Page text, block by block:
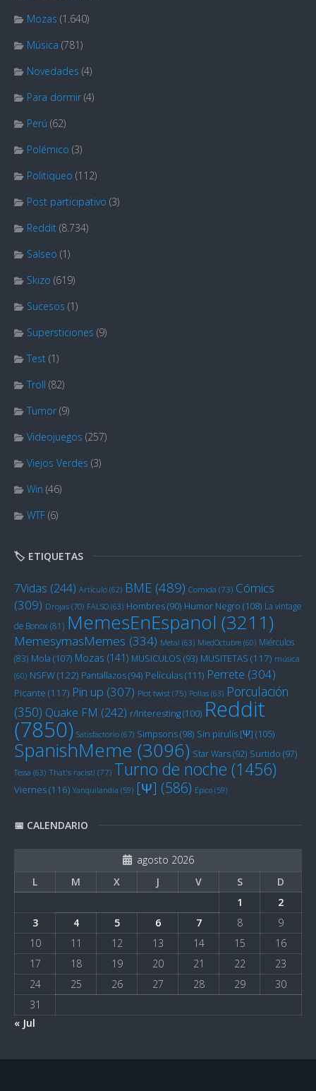
Mozas (1.640)
Música (781)
Novedades (4)
Para dormir (4)
Perú (62)
Polémico (3)
Politiqueo (112)
Post participativo (3)
Reddit (8.734)
Salseo (1)
Skizo (619)
Sucesos (1)
Supersticiones (9)
Test (1)
Troll (82)
Tumor (9)
Videojuegos (257)
Viejos Verdes (3)
Win (46)
WTF (6)
🏷️ ETIQUETAS
7Vidas (244) Artículo (62) BME (489) Comida (73) Cómics
(309) Drojas (70) FALSO (63) Hombres(90) Humor Negro (108) La vintage
de Bonox(81) MemesEnEspanol (3211)
MemesymasMemes (334) Metal (63) MiedOctubre (60) Miérculos
(83) Mola (107) Mozas (141) MUSICULOS (93) MUSITETAS (117) música
(60) NSFW(122) Pantallazos(94) Películas(111) Perrete (304)
Picante (117) Pin up (307) Plot twist (75) Pollas (63) Porculación
(350) Quake FM (242) r/Interesting(100) Reddit
(7850) Satisfactorio (67) Simpsons(98) Sin pirulís [Ψ] (105)
SpanishMeme (3096) Star Wars(92) Surtido (97)
Tessa (63) That's racist! (77) Turno de noche (1456)
Viernes(116) Yanquilandia (59) [Ψ] (586) Épico (59)
📅 CALENDARIO
agosto 2026
L
M X J V S
D
1
2
3
4 5 6 7 8
9
10
11 12 13 14 15
16
17
18 19 20 21 22
23
24
25 26 27 28 29
30
31
« Jul